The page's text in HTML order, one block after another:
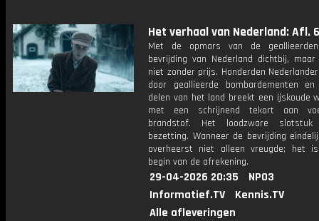
Het verhaal van Nederland: Afl. 6
Met de opmars van de
bevrijding van Nederland dichtbij,
niet zonder prijs. Honderden
door geallieerde bombardementen
delen van het land breekt een ijskoude
met een schrijnend tekort aan
brandstof. Het loodzware
bezetting. Wanneer de bevrijding
overheerst niet alleen vreugde; het
begin van de afrekening.
29-04-2026 20:35
NPO3
Informatief.TV
Kennis.TV
Alle afleveringen